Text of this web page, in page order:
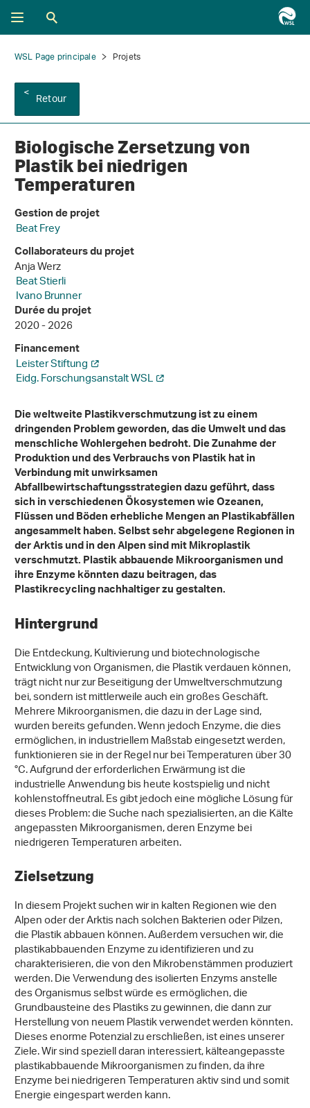
WSL Page principale Projets
Retour
Biologische Zersetzung von
Plastik bei niedrigen
Temperaturen
Gestion de projet
Beat Frey
Collaborateurs du projet
Anja Werz
Beat Stierli
Ivano Brunner
Durée du projet
2020 - 2026
Financement
Leister Stiftung
Eidg. Forschungsanstalt WSL
Die weltweite Plastikverschmutzung ist zu einem
dringenden Problem geworden, das die Umwelt und das
menschliche Wohlergehen bedroht. Die Zunahme der
Produktion und des Verbrauchs von Plastik hat in
Verbindung mit unwirksamen
Abfallbewirtschaftungsstrategien dazu geführt, dass
sich in verschiedenen Ökosystemen wie Ozeanen,
Flüssen und Böden erhebliche Mengen an Plastikabfällen
angesammelt haben. Selbst sehr abgelegene Regionen in
der Arktis und in den Alpen sind mit Mikroplastik
verschmutzt. Plastik abbauende Mikroorganismen und
ihre Enzyme könnten dazu beitragen, das
Plastikrecycling nachhaltiger zu gestalten.
Hintergrund
Die Entdeckung, Kultivierung und biotechnologische
Entwicklung von Organismen, die Plastik verdauen können,
trägt nicht nur zur Beseitigung der Umweltverschmutzung
bei, sondern ist mittlerweile auch ein großes Geschäft.
Mehrere Mikroorganismen, die dazu in der Lage sind,
wurden bereits gefunden. Wenn jedoch Enzyme, die dies
ermöglichen, in industriellem Maßstab eingesetzt werden,
funktionieren sie in der Regel nur bei Temperaturen über 30
°C. Aufgrund der erforderlichen Erwärmung ist die
industrielle Anwendung bis heute kostspielig und nicht
kohlenstoffneutral. Es gibt jedoch eine mögliche Lösung für
dieses Problem: die Suche nach spezialisierten, an die Kälte
angepassten Mikroorganismen, deren Enzyme bei
niedrigeren Temperaturen arbeiten.
Zielsetzung
In diesem Projekt suchen wir in kalten Regionen wie den
Alpen oder der Arktis nach solchen Bakterien oder Pilzen,
die Plastik abbauen können. Außerdem versuchen wir, die
plastikabbauenden Enzyme zu identifizieren und zu
charakterisieren, die von den Mikrobenstämmen produziert
werden. Die Verwendung des isolierten Enzyms anstelle
des Organismus selbst würde es ermöglichen, die
Grundbausteine des Plastiks zu gewinnen, die dann zur
Herstellung von neuem Plastik verwendet werden könnten.
Dieses enorme Potenzial zu erschließen, ist eines unserer
Ziele. Wir sind speziell daran interessiert, kälteangepasste
plastikabbauende Mikroorganismen zu finden, da ihre
Enzyme bei niedrigeren Temperaturen aktiv sind und somit
Energie eingespart werden kann.